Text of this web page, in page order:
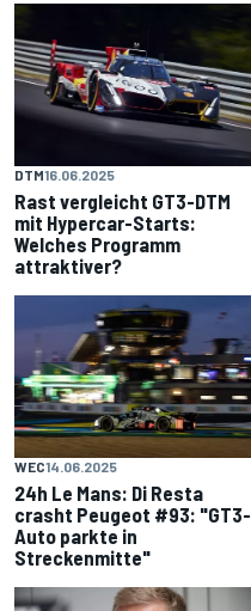
DTM16.06.2025
Rast vergleicht GT3-DTM
mit Hypercar-Starts:
Welches Programm
attraktiver?
WEC14.06.2025
24h Le Mans: Di Resta
crasht Peugeot #93: "GT3-
Auto parkte in
Streckenmitte"